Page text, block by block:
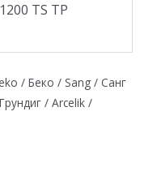
TS TP
/ Беко / Sang / Санг
/ Arcelik /